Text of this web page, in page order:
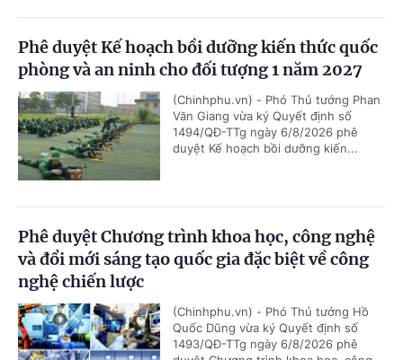
Phê duyệt Kế hoạch bồi dưỡng kiến thức quốc
phòng và an ninh cho đối tượng 1 năm 2027
(Chinhphu.vn) - Phó Thủ tướng Phan
Văn Giang vừa ký Quyết định số
1494/QĐ-TTg ngày 6/8/2026 phê
duyệt Kế hoạch bồi dưỡng kiến...
Phê duyệt Chương trình khoa học, công nghệ
và đổi mới sáng tạo quốc gia đặc biệt về công
nghệ chiến lược
(Chinhphu.vn) - Phó Thủ tướng Hồ
Quốc Dũng vừa ký Quyết định số
1493/QĐ-TTg ngày 6/8/2026 phê